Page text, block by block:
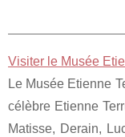
Visiter le Musée
Le Musée Etienne
célèbre Etienne
Matisse, Derain,